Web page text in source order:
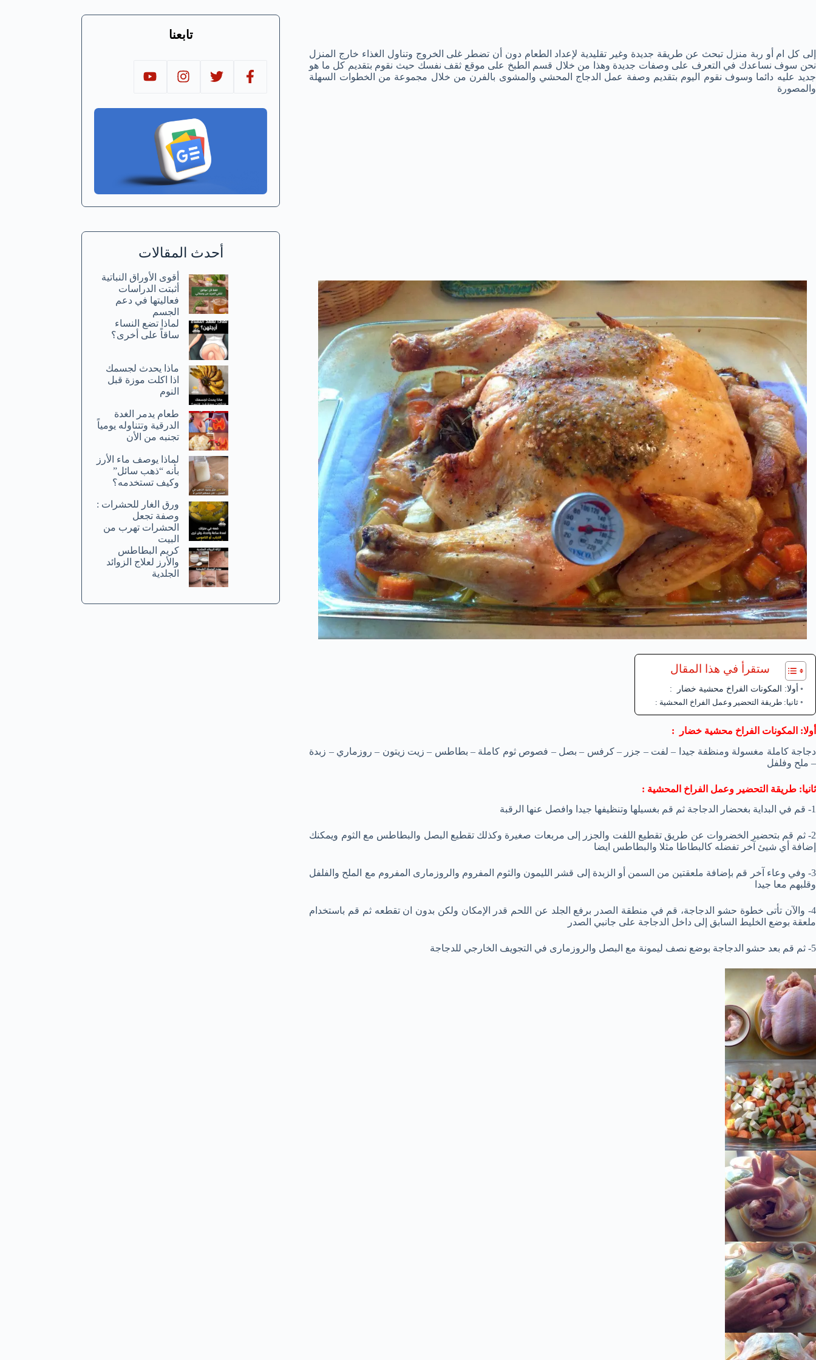
إلى كل ام أو ربة منزل تبحث عن طريقة جديدة وغير تقليدية لإعداد الطعام دون أن تضطر غلى الخروج وتناول الغذاء خارج المنزل
نحن سوف نساعدك في التعرف على وصفات جديدة وهذا من خلال قسم الطبخ على موقع ثقف نفسك حيث نقوم بتقديم كل ما هو
جديد عليه دائما وسوف نقوم اليوم بتقديم وصفة عمل الدجاج المحشي والمشوى بالفرن من خلال مجموعة من الخطوات السهلة
والمصورة
ستقرأ في هذا المقال
أولا: المكونات الفراخ محشية خضار :
ثانيا: طريقة التحضير وعمل الفراخ المحشية :
أولا: المكونات الفراخ محشية خضار :
دجاجة كاملة مغسولة ومنظفة جيدا – لفت – جزر – كرفس – بصل – فصوص ثوم كاملة – بطاطس – زيت زيتون – روزماري – زبدة
– ملح وفلفل
ثانيا: طريقة التحضير وعمل الفراخ المحشية :
1- قم في البداية بغحضار الدجاجة ثم قم بغسيلها وتنظيفها جيدا وافصل عنها الرقبة
2- ثم قم بتحضير الخضروات عن طريق تقطيع اللفت والجزر إلى مربعات صغيرة وكذلك تقطيع البصل والبطاطس مع الثوم ويمكنك
إضافة أي شيئ آخر تفضله كالبطاطا مثلا والبطاطس ايضا
3- وفي وعاء آخر قم بإضافة ملعقتين من السمن أو الزبدة إلى قشر الليمون والثوم المفروم والروزمارى المفروم مع الملح والفلفل
وقلبهم معا جيدا
4- والآن تأتى خطوة حشو الدجاجة، قم في منطقة الصدر برفع الجلد عن اللحم قدر الإمكان ولكن بدون ان تقطعه ثم قم باستخدام
ملعقة بوضع الخليط السابق إلى داخل الدجاجة على جانبي الصدر
5- ثم قم بعد حشو الدجاجة بوضع نصف ليمونة مع البصل والروزمارى في التجويف الخارجي للدجاجة
تابعنا
أحدث المقالات
أقوى الأوراق النباتية
أثبتت الدراسات
فعاليتها في دعم
الجسم
لماذا تضع النساء
ساقاً على أخرى؟
ماذا يحدث لجسمك
اذا اكلت موزة قبل
النوم
طعام يدمر الغدة
الدرقية وتتناوله يومياً
تجنبه من الأن
لماذا يوصف ماء الأرز
بأنه “ذهب سائل”
وكيف تستخدمه؟
ورق الغار للحشرات :
وصفة تجعل
الحشرات تهرب من
البيت
كريم البطاطس
والأرز لعلاج الزوائد
الجلدية